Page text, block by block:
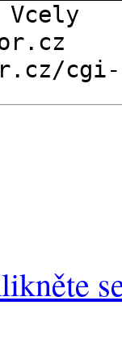
Vcely
cgi-